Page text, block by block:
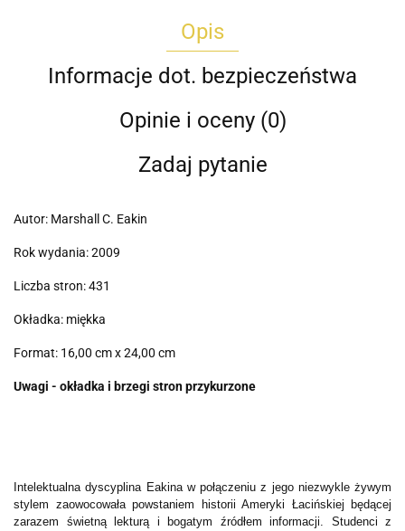
Opis
Informacje dot. bezpieczeństwa
Opinie i oceny (0)
Zadaj pytanie
Autor: Marshall C. Eakin
Rok wydania: 2009
Liczba stron: 431
Okładka: miękka
Format: 16,00 cm x 24,00 cm
Uwagi - okładka i brzegi stron przykurzone
Intelektualna dyscyplina Eakina w połączeniu z jego niezwykle żywym
stylem zaowocowała powstaniem historii Ameryki Łacińskiej będącej
zarazem świetną lekturą i bogatym źródłem informacji. Studenci z